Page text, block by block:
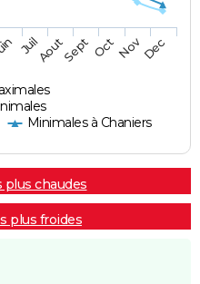
Minimales à Chaniers
JuilAoutSept OctNovDec
plus chaudes
plus froides